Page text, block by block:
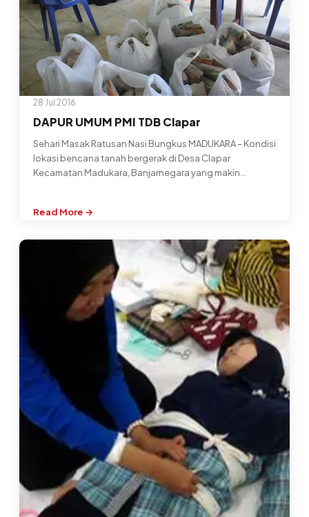
Clapar
28 Jul 2016
DAPUR UMUM PMI TDB Clapar
Sehari Masak Ratusan Nasi Bungkus MADUKARA – Kondisi
lokasi bencana tanah bergerak di Desa Clapar
Kecamatan Madukara, Banjarnegara yang makin…
Read More →
: